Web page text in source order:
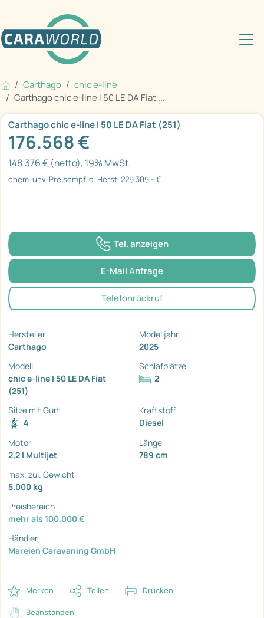
Carthago
chic e-line
Carthago chic e-line I 50 LE DA Fiat ...
Carthago chic e-line I 50 LE DA Fiat (251)
176.568 €
148.376 € (netto), 19% MwSt.
ehem. unv. Preisempf. d. Herst. 229.309,- €
Tel. anzeigen
E-Mail Anfrage
Telefonrückruf
Hersteller
Carthago
Modelljahr
2025
Modell
chic e-line I 50 LE DA Fiat
(251)
Schlafplätze
2
Sitze mit Gurt
4
Kraftstoff
Diesel
Motor
2,2 l Multijet
Länge
789 cm
max. zul. Gewicht
5.000 kg
Preisbereich
mehr als 100.000 €
Händler
Mareien Caravaning GmbH
Merken Teilen Drucken
Beanstanden